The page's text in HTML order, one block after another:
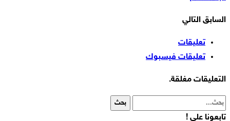
السابق التالي
تعليقات
تعليقات فيسبوك
التعليقات مغلقة.
تابعونا على !